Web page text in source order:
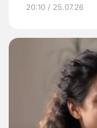
20:10 / 25.07.26